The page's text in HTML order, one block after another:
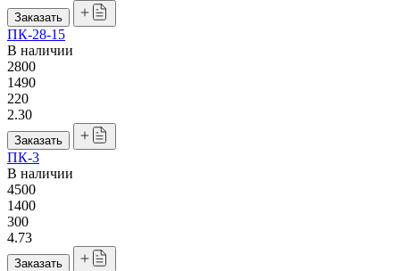
Заказать
ПК-28-15
В наличии
2800
1490
220
2.30
Заказать
ПК-3
В наличии
4500
1400
300
4.73
Заказать